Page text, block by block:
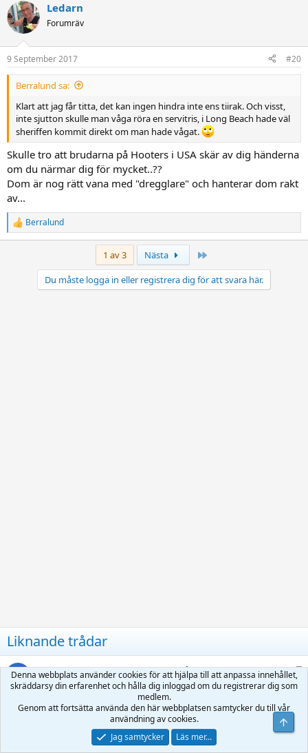
Ledarn
Forumräv
9 September 2017 #20
Berralund sa:
Klart att jag får titta, det kan ingen hindra inte ens tiirak. Och visst,
inte sjutton skulle man våga röra en servitris, i Long Beach hade väl
sheriffen kommit direkt om man hade vågat.
Skulle tro att brudarna på Hooters i USA skär av dig händerna
om du närmar dig för mycket..??
Dom är nog rätt vana med "dregglare" och hanterar dom rakt
av...
R
e
Berralund
1 av 3 Nästa
Du måste logga in eller registrera dig för att svara här.
Liknande trådar
A
K
PanPans blandade bilder från Thailand.
anonymous Expat i Thailand
SSS blandade bilder från Thailand
Expat i Thailand
Denna webbplats använder cookies för att hjälpa till att anpassa innehållet,
skräddarsy din erfarenhet och hålla dig inloggad om du registrerar dig som
medlem.
Genom att fortsätta använda den här webbplatsen samtycker du till vår
användning av cookies.
Jag samtycker
Läs mer...